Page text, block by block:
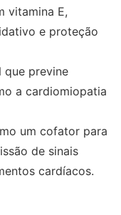
vitamina E,
e proteção
que previne
a cardiomiopatia
um cofator para
de sinais
cardíacos.